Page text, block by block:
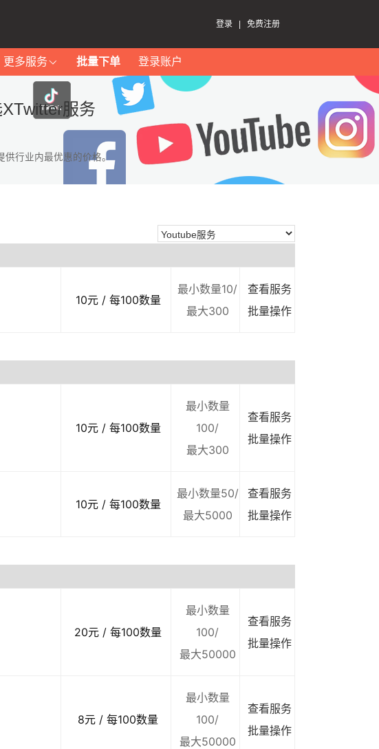
登录 免费注册
更多服务 批量下单 登录账户
服务
行业内最优惠的价格。
10元 / 每100数量
最小数量10/
最大300
查看服务
批量操作
10元 / 每100数量
最小数量
100/
最大300
查看服务
批量操作
10元 / 每100数量
最小数量50/
最大5000
查看服务
批量操作
20元 / 每100数量
最小数量
100/
最大50000
查看服务
批量操作
8元 / 每100数量
最小数量
100/
最大50000
查看服务
批量操作